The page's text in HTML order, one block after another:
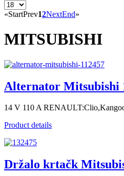
«StartPrev12NextEnd»
MITSUBISHI
Alternator Mitsubishi
14 V 110 A
Product details
Držalo krtačk